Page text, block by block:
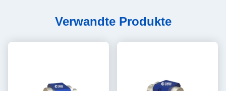
Verwandte Produkte